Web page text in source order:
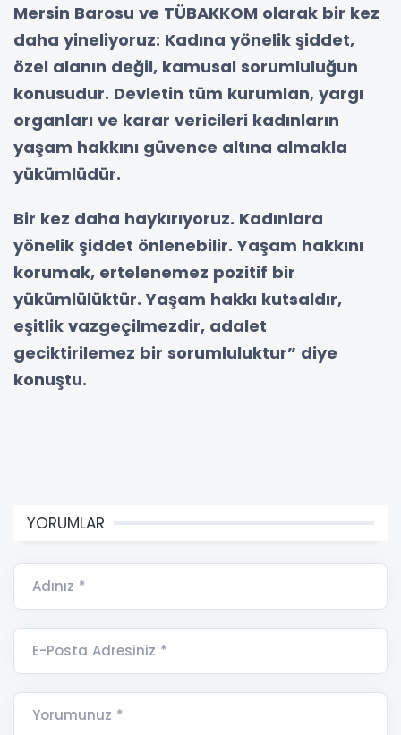
Mersin Barosu ve TÜBAKKOM olarak bir kez
daha yineliyoruz: Kadına yönelik şiddet,
özel alanın değil, kamusal sorumluluğun
konusudur. Devletin tüm kurumlan, yargı
organları ve karar vericileri kadınların
yaşam hakkını güvence altına almakla
yükümlüdür.
Bir kez daha haykırıyoruz. Kadınlara
yönelik şiddet önlenebilir. Yaşam hakkını
korumak, ertelenemez pozitif bir
yükümlülüktür. Yaşam hakkı kutsaldır,
eşitlik vazgeçilmezdir, adalet
geciktirilemez bir sorumluluktur” diye
konuştu.
YORUMLAR
Adınız *
E-Posta Adresiniz *
Yorumunuz *